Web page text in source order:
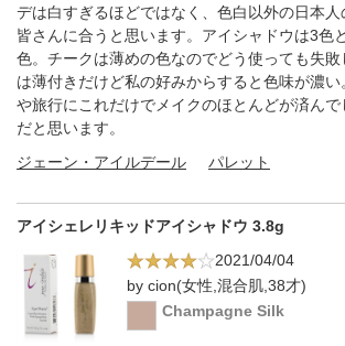
デは白すぎるほどではなく、色白以外の日本
皆さんに合うと思います。アイシャドウは3色
色。チークは薄めの色なのでどう使っても失
は薄付きだけど私の好みからすると色味が濃
や旅行にこれだけでメイクのほとんどが済ん
だと思います。
ジェーン・アイルデール
パレット
アイシェレリキッドアイシャドウ 3.8g
2021/04/04
by cion(女性,混合肌,38才)
Champagne Silk